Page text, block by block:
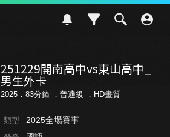
251229開南高中vs東山高中_
男生外卡
2025．83分鐘 ． 普遍級 ．HD畫質
類型 2025全場賽事